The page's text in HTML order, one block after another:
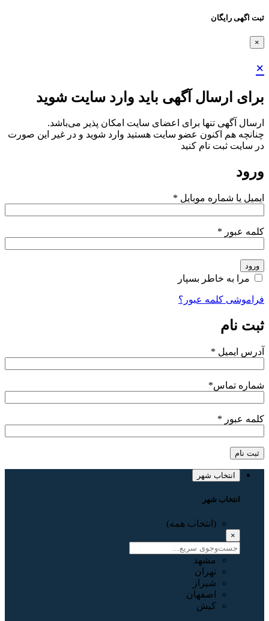
ثبت اگهی رایگان
×
×
برای ارسال آگهی باید وارد سایت شوید
ارسال آگهی تنها برای اعضای سایت امکان پذیر می‌باشد.
چنانچه هم‌ اکنون عضو سایت هستید وارد شوید و در غیر این صورت
در سایت ثبت نام کنید
ورود
ایمیل یا شماره موبایل *
کلمه عبور *
ورود
مرا به خاطر بسپار
فراموشی کلمه عبور؟
ثبت نام
آدرس ایمیل *
شماره تماس*
کلمه عبور *
ثبت نام
انتخاب شهر
انتخاب شهر
(انتخاب همه)
×
مشهد
تهران
شیراز
اصفهان
کیش